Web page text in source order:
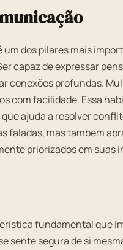
dos pilares mais
capaz de expressar
conexões profundas.
com facilidade. Essa
ajuda a resolver
faladas, mas também
priorizados em suas
fundamental que
sente segura de si